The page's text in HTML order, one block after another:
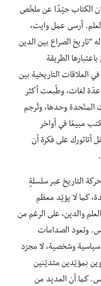
لنا عنوان الكتاب جيّدًا عن ملخّص
أرسى عمل وايت،
“تاريخ الصراع بين الدين
باعتبارها الطريقة
العلاقات التاريخية بين
عدّة لغات، وطُبعت أكثر
المتّحدة وحدها، وتُرجم
مبيعًا في أواخر
أتاتورك على فكرة أن
التاريخ عبر سلسلةٍ
كما لا يؤيّد معظم
والدين، على الرغم من
وتعود الصدامات
سياسية وشخصية، لا مجرّد
بمؤيّدين متديّنين
كما أن العديد من